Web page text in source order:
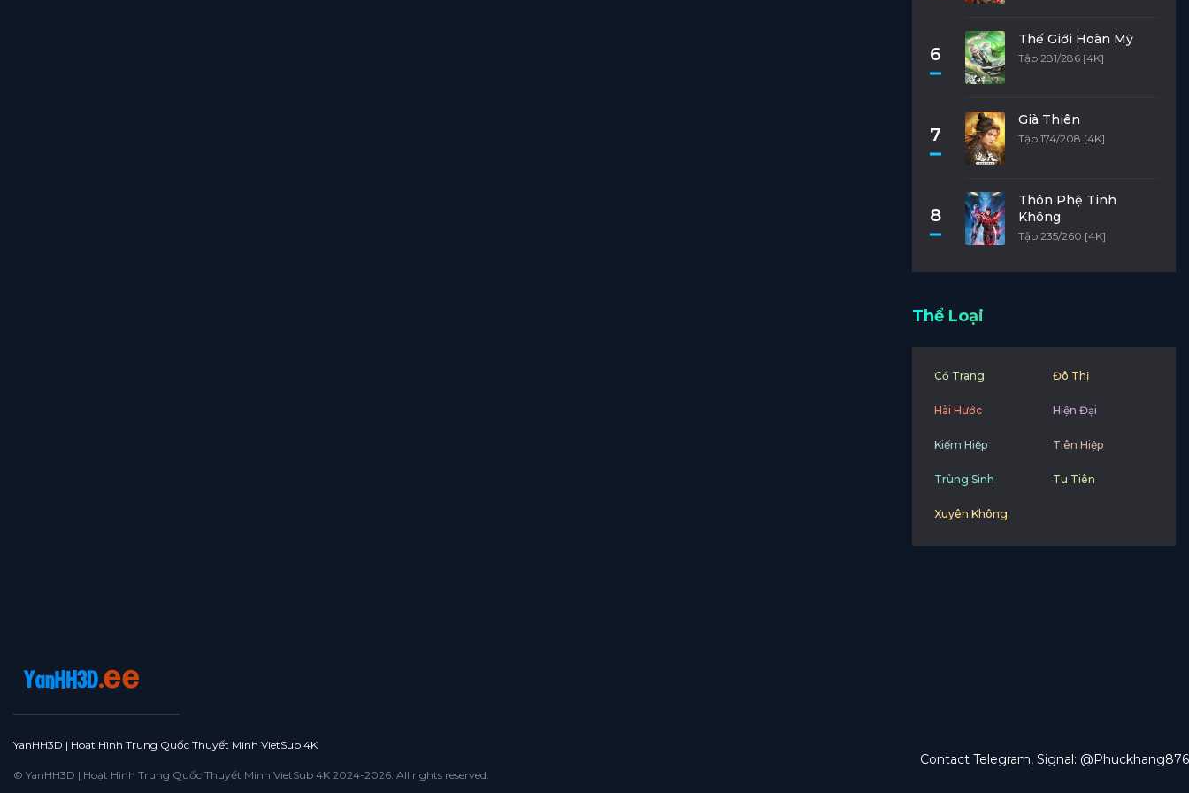
6
Thế Giới Hoàn Mỹ
Tập 281/286 [4K]
7
Già Thiên
Tập 174/208 [4K]
8
Thôn Phệ Tinh
Không
Tập 235/260 [4K]
Thể Loại
Cổ Trang Đô Thị
Hài Hước Hiện Đại
Kiếm Hiệp Tiên Hiệp
Trùng Sinh Tu Tiên
Xuyên Không
YanHH3D | Hoạt Hình Trung Quốc Thuyết Minh VietSub 4K
Contact Telegram, Signal: @Phuckhang876
© YanHH3D | Hoạt Hình Trung Quốc Thuyết Minh VietSub 4K 2024-2026. All rights reserved.